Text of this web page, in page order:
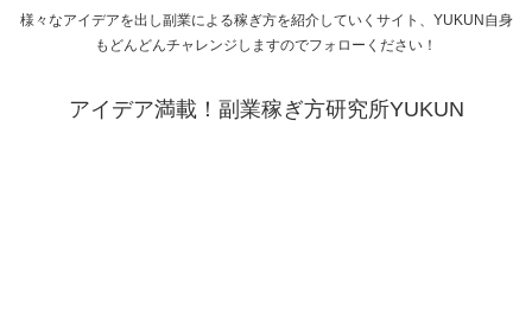
様々なアイデアを出し副業による稼ぎ方を紹介していくサイト、YUKUN自身
もどんどんチャレンジしますのでフォローください！
アイデア満載！副業稼ぎ方研究所YUKUN